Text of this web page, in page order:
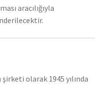
aracılığıyla
olarak 1945 yılında